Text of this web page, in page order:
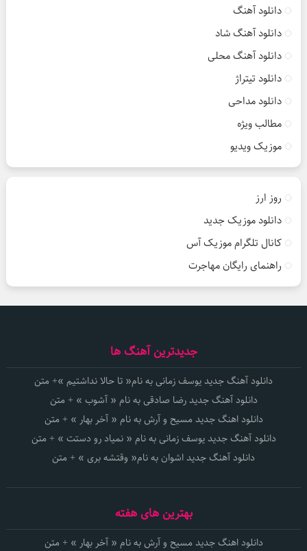
دانلود آهنگ
دانلود آهنگ شاد
دانلود آهنگ محلی
دانلود تیتراژ
دانلود مداحی
مطالب ویژه
موزیک ویدیو
روز ارز
دانلود موزیک جدید
کانال تلگرام موزیک آس
راهنمای رایگان مهاجرت
جدیدترین آهنگ ها
دانلود آهنگ جدید یوسف زمانی به نام« تا حالا نداشتیم »+ متن
دانلود آهنگ جدید رضا صادقی به نام « آشوب » + متن
دانلود اهنگ جدید مسیح و آرش به نام « آخر بهار » + متن
دانلود آهنگ جدید یوسف زمانی به نام « نمیاد رو دستت » + متن
دانلود آهنگ جدید اشوان به نام« وقتشه بری » + متن
بهترین های هفته
دانلود اهنگ جدید مسیح و آرش به نام « آخر بهار » + متن